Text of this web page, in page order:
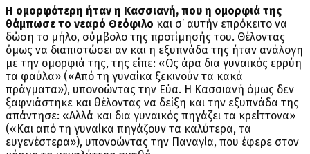
Η ομορφότερη ήταν η Κασσιανή, που η ομορφιά της
θάμπωσε το νεαρό Θεόφιλο και σ’ αυτήν επρόκειτο να
δώση το μήλο, σύμβολο της προτίμησής του. Θέλοντας
όμως να διαπιστώσει αν και η εξυπνάδα της ήταν ανάλογη
με την ομορφιά της, της είπε: «Ως άρα δια γυναικός ερρύη
τα φαύλα» («Από τη γυναίκα ξεκινούν τα κακά
πράγματα»), υπονοώντας την Εύα. Η Κασσιανή όμως δεν
ξαφνιάστηκε και θέλοντας να δείξη και την εξυπνάδα της
απάντησε: «Αλλά και δια γυναικός πηγάζει τα κρείττονα»
(«Και από τη γυναίκα πηγάζουν τα καλύτερα, τα
ευγενέστερα»), υπονοώντας την Παναγία, που έφερε στον